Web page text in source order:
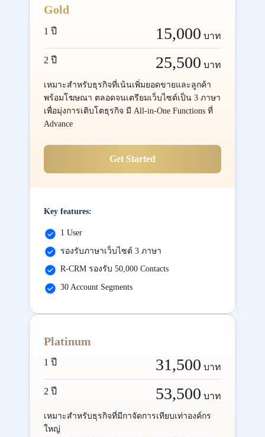
Gold
1 ปี 15,000 บาท
2 ปี 25,500 บาท
เหมาะสำหรับธุรกิจที่เน้นเพิ่มยอดขายและลูกค้า
พร้อมโฆษณา ตลอดจนเตรียมเว็บไซต์เป็น 3 ภาษา
เพื่อมุ่งการเติบโตธุรกิจ มี All-in-One Functions ที่
Advance
Get Started
Key features:
1 User
รองรับภาษาเว็บไซต์ 3 ภาษา
R-CRM รองรับ 50,000 Contacts
30 Account Segments
Platinum
1 ปี 31,500 บาท
2 ปี 53,500 บาท
เหมาะสำหรับธุรกิจที่มีกาจัดการเทียบเท่าองค์กร
ใหญ่